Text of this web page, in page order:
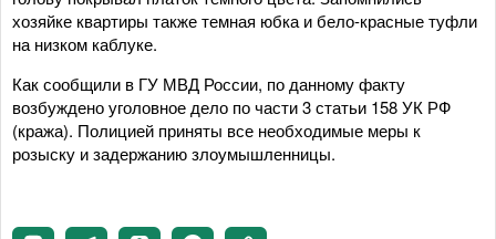
хозяйке квартиры также темная юбка и бело-красные туфли
на низком каблуке.
Как сообщили в ГУ МВД России, по данному факту
возбуждено уголовное дело по части 3 статьи 158 УК РФ
(кража). Полицией приняты все необходимые меры к
розыску и задержанию злоумышленницы.